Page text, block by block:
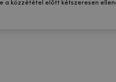
a közzététel előtt kétszeresen